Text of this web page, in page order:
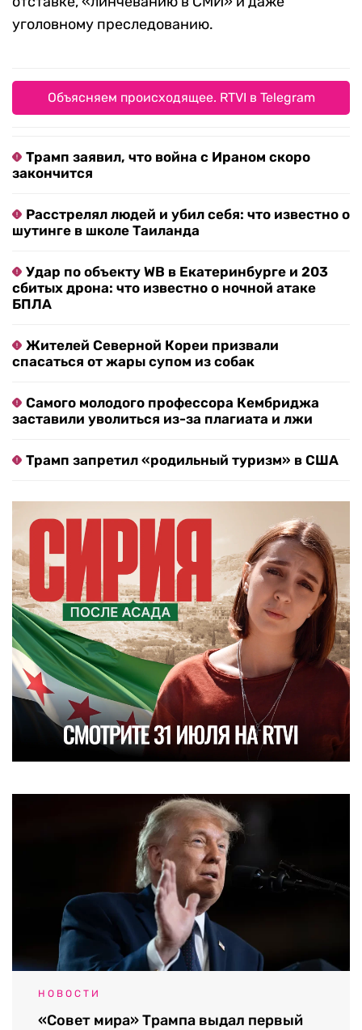
уголовному преследованию.
Объясняем происходящее. RTVI в Telegram
Трамп заявил, что война с Ираном скоро
закончится
Расстрелял людей и убил себя: что известно о
шутинге в школе Таиланда
Удар по объекту WB в Екатеринбурге и 203
сбитых дрона: что известно о ночной атаке
БПЛА
Жителей Северной Кореи призвали
спасаться от жары супом из собак
Самого молодого профессора Кембриджа
заставили уволиться из-за плагиата и лжи
Трамп запретил «родильный туризм» в США
НОВОСТИ
«Совет мира» Трампа выдал первый